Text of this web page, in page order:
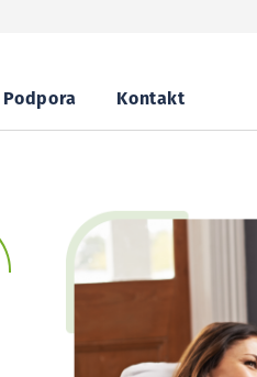
Podpora Kontakt